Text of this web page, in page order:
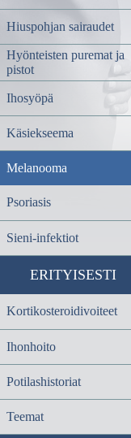
Hiuspohjan sairaudet
Hyönteisten puremat ja
pistot
Ihosyöpä
Käsiekseema
Melanooma
Psoriasis
Sieni-infektiot
ERITYISESTI
Kortikosteroidivoiteet
Ihonhoito
Potilashistoriat
Teemat